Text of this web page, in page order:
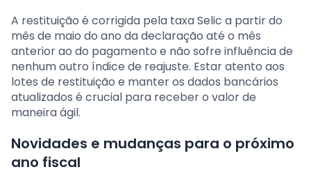
A restituição é corrigida pela taxa Selic a partir do
mês de maio do ano da declaração até o mês
anterior ao do pagamento e não sofre influência de
nenhum outro índice de reajuste. Estar atento aos
lotes de restituição e manter os dados bancários
atualizados é crucial para receber o valor de
maneira ágil.
Novidades e mudanças para o próximo
ano fiscal